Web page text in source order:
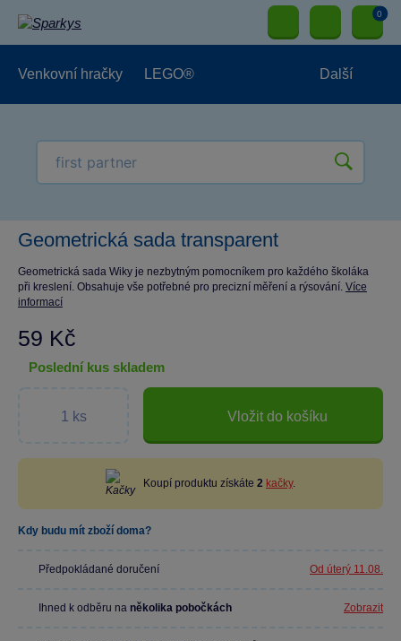
0
Venkovní hračky LEGO® Další
Geometrická sada transparent
Geometrická sada Wiky je nezbytným pomocníkem pro každého školáka
při kreslení. Obsahuje vše potřebné pro precizní měření a rýsování. Více
informací
59 Kč
poslední kus skladem
Vložit do košíku
Koupí produktu získáte 2 kačky.
Kdy budu mít zboží doma?
Předpokládané doručení Od úterý 11.08.
Ihned k odběru na několika pobočkách Zobrazit